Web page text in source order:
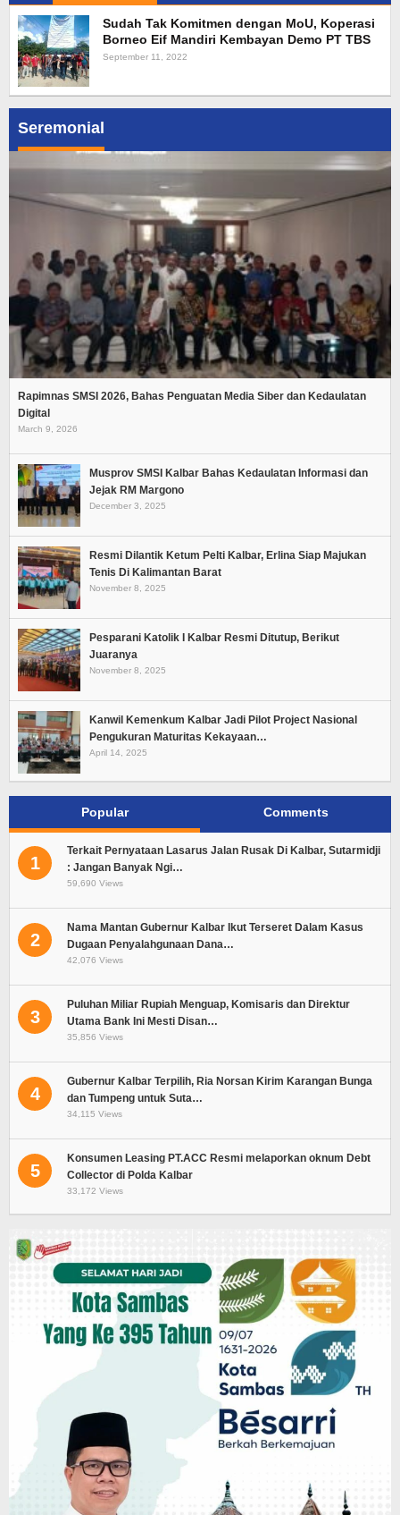
Seremonial
Rapimnas SMSI 2026, Bahas Penguatan Media Siber dan Kedaulatan
Digital
March 9, 2026
Musprov SMSI Kalbar Bahas Kedaulatan Informasi dan
Jejak RM Margono
December 3, 2025
Resmi Dilantik Ketum Pelti Kalbar, Erlina Siap Majukan
Tenis Di Kalimantan Barat
November 8, 2025
Pesparani Katolik I Kalbar Resmi Ditutup, Berikut
Juaranya
November 8, 2025
Kanwil Kemenkum Kalbar Jadi Pilot Project Nasional
Pengukuran Maturitas Kekayaan…
April 14, 2025
Popular Comments
1
Terkait Pernyataan Lasarus Jalan Rusak Di Kalbar, Sutarmidji
: Jangan Banyak Ngi…
59,690 Views
2
Nama Mantan Gubernur Kalbar Ikut Terseret Dalam Kasus
Dugaan Penyalahgunaan Dana…
42,076 Views
3
Puluhan Miliar Rupiah Menguap, Komisaris dan Direktur
Utama Bank Ini Mesti Disan…
35,856 Views
4
Gubernur Kalbar Terpilih, Ria Norsan Kirim Karangan Bunga
dan Tumpeng untuk Suta…
34,115 Views
5
Konsumen Leasing PT.ACC Resmi melaporkan oknum Debt
Collector di Polda Kalbar
33,172 Views
Sudah Tak Komitmen dengan MoU, Koperasi
Borneo Eif Mandiri Kembayan Demo PT TBS
September 11, 2022